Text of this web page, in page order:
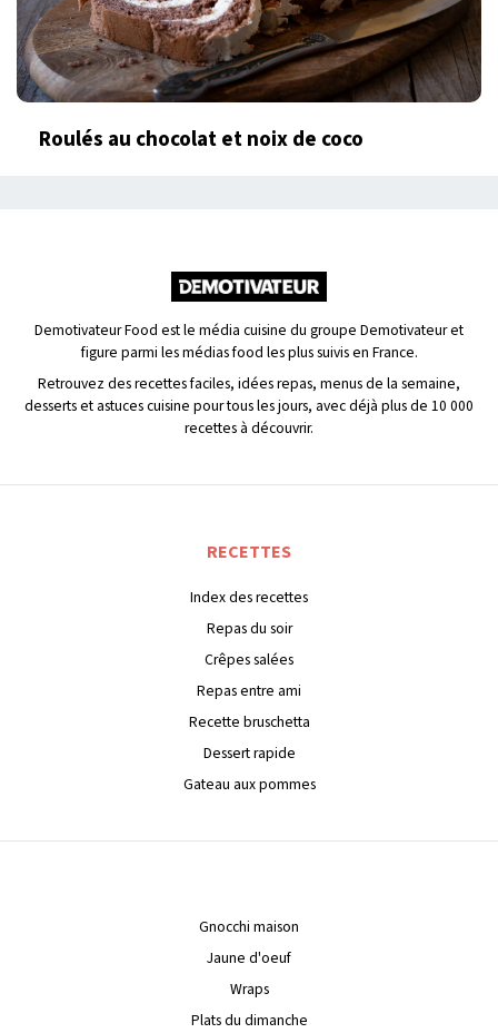
Roulés au chocolat et noix de coco
Demotivateur Food est le média cuisine du groupe Demotivateur et
figure parmi les médias food les plus suivis en France.
Retrouvez des recettes faciles, idées repas, menus de la semaine,
desserts et astuces cuisine pour tous les jours, avec déjà plus de 10 000
recettes à découvrir.
RECETTES
Index des recettes
Repas du soir
Crêpes salées
Repas entre ami
Recette bruschetta
Dessert rapide
Gateau aux pommes
Gnocchi maison
Jaune d'oeuf
Wraps
Plats du dimanche